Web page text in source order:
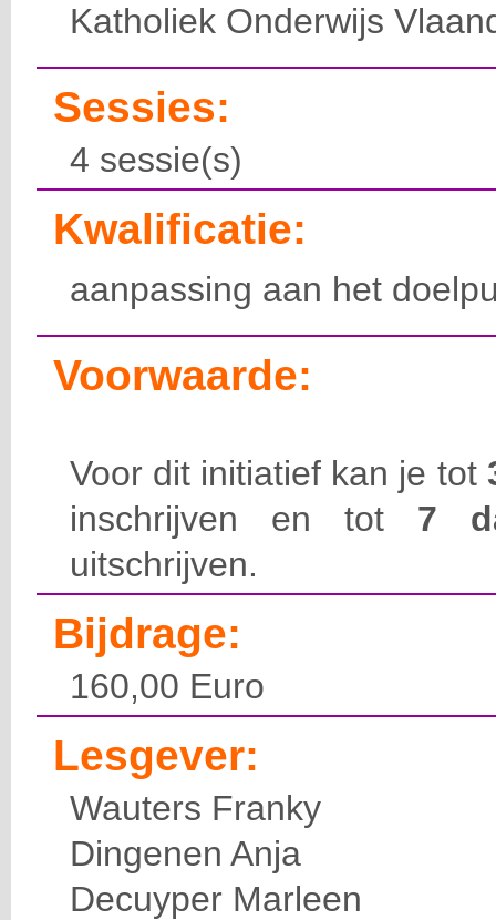
Katholiek Onderwijs
Sessies:
4 sessie(s)
Kwalificatie:
aanpassing aan het
Voorwaarde:
Voor dit initiatief kan je tot
inschrijven en tot 7
uitschrijven.
Bijdrage:
160,00 Euro
Lesgever:
Wauters Franky
Dingenen Anja
Decuyper Marleen